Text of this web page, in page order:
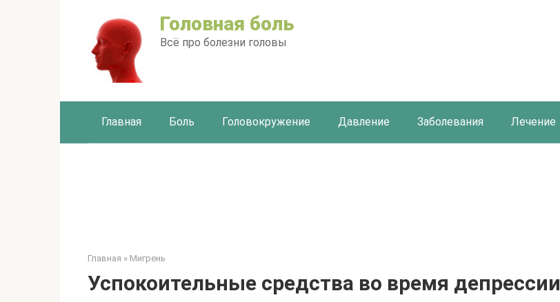
Головная боль
Всё про болезни головы
Главная Боль Головокружение Давление Заболевания Лечение
Главная » Мигрень
Успокоительные средства во время депрессии